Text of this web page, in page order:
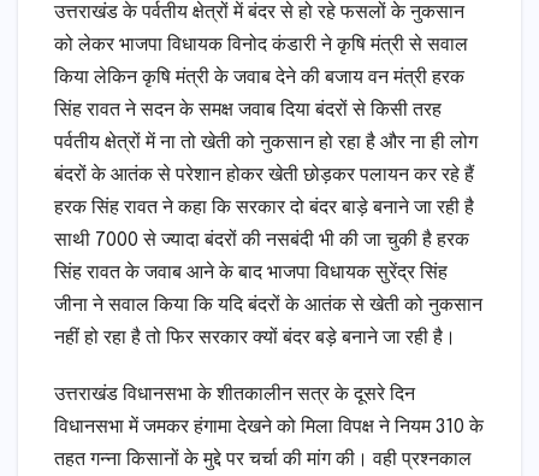
उत्तराखंड के पर्वतीय क्षेत्रों में बंदर से हो रहे फसलों के नुकसान
को लेकर भाजपा विधायक विनोद कंडारी ने कृषि मंत्री से सवाल
किया लेकिन कृषि मंत्री के जवाब देने की बजाय वन मंत्री हरक
सिंह रावत ने सदन के समक्ष जवाब दिया बंदरों से किसी तरह
पर्वतीय क्षेत्रों में ना तो खेती को नुकसान हो रहा है और ना ही लोग
बंदरों के आतंक से परेशान होकर खेती छोड़कर पलायन कर रहे हैं
हरक सिंह रावत ने कहा कि सरकार दो बंदर बाड़े बनाने जा रही है
साथी 7000 से ज्यादा बंदरों की नसबंदी भी की जा चुकी है हरक
सिंह रावत के जवाब आने के बाद भाजपा विधायक सुरेंद्र सिंह
जीना ने सवाल किया कि यदि बंदरों के आतंक से खेती को नुकसान
नहीं हो रहा है तो फिर सरकार क्यों बंदर बड़े बनाने जा रही है।
उत्तराखंड विधानसभा के शीतकालीन सत्र के दूसरे दिन
विधानसभा में जमकर हंगामा देखने को मिला विपक्ष ने नियम 310 के
तहत गन्ना किसानों के मुद्दे पर चर्चा की मांग की। वही प्रश्नकाल